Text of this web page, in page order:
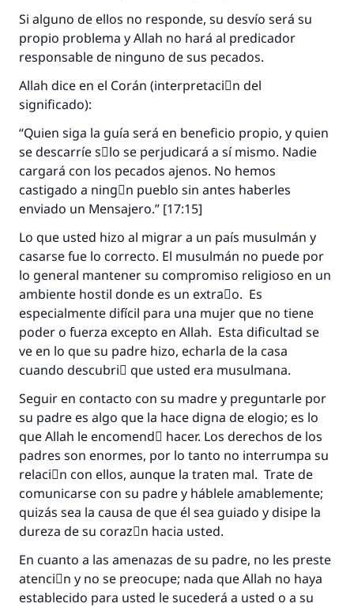
Si alguno de ellos no responde, su desvío será su
propio problema y Allah no hará al predicador
responsable de ninguno de sus pecados.
Allah dice en el Corán (interpretaciَn del
significado):
“Quien siga la guía será en beneficio propio, y quien
se descarríe sَlo se perjudicará a sí mismo. Nadie
cargará con los pecados ajenos. No hemos
castigado a ningْn pueblo sin antes haberles
enviado un Mensajero.” [17:15]
Lo que usted hizo al migrar a un país musulmán y
casarse fue lo correcto. El musulmán no puede por
lo general mantener su compromiso religioso en un
ambiente hostil donde es un extraٌo. Es
especialmente difícil para una mujer que no tiene
poder o fuerza excepto en Allah. Esta dificultad se
ve en lo que su padre hizo, echarla de la casa
cuando descubriَ que usted era musulmana.
Seguir en contacto con su madre y preguntarle por
su padre es algo que la hace digna de elogio; es lo
que Allah le encomendَ hacer. Los derechos de los
padres son enormes, por lo tanto no interrumpa su
relaciَn con ellos, aunque la traten mal. Trate de
comunicarse con su padre y háblele amablemente;
quizás sea la causa de que él sea guiado y disipe la
dureza de su corazَn hacia usted.
En cuanto a las amenazas de su padre, no les preste
atenciَn y no se preocupe; nada que Allah no haya
establecido para usted le sucederá a usted o a su
La respuesta no. 110845 salvó un
matrimonio.
Desde la Q hasta la A, su contribución ayuda a
IslamQA.
Profeta ﷺ dijo:
"Una persona que orienta a otros a hacer el
bien obtendrá la misma recompensa que
(MUSLIM, 1893)
Contribuir